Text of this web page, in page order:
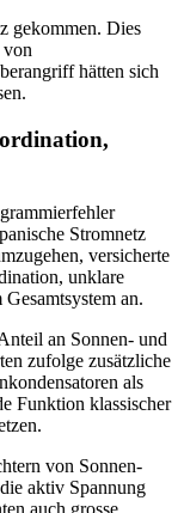
gekommen. Dies
von
hätten sich
Stromnetz
versicherte
unklare
an.
an Sonnen- und
zufolge zusätzliche
als
Funktion klassischer
von Sonnen-
aktiv Spannung
auch grosse